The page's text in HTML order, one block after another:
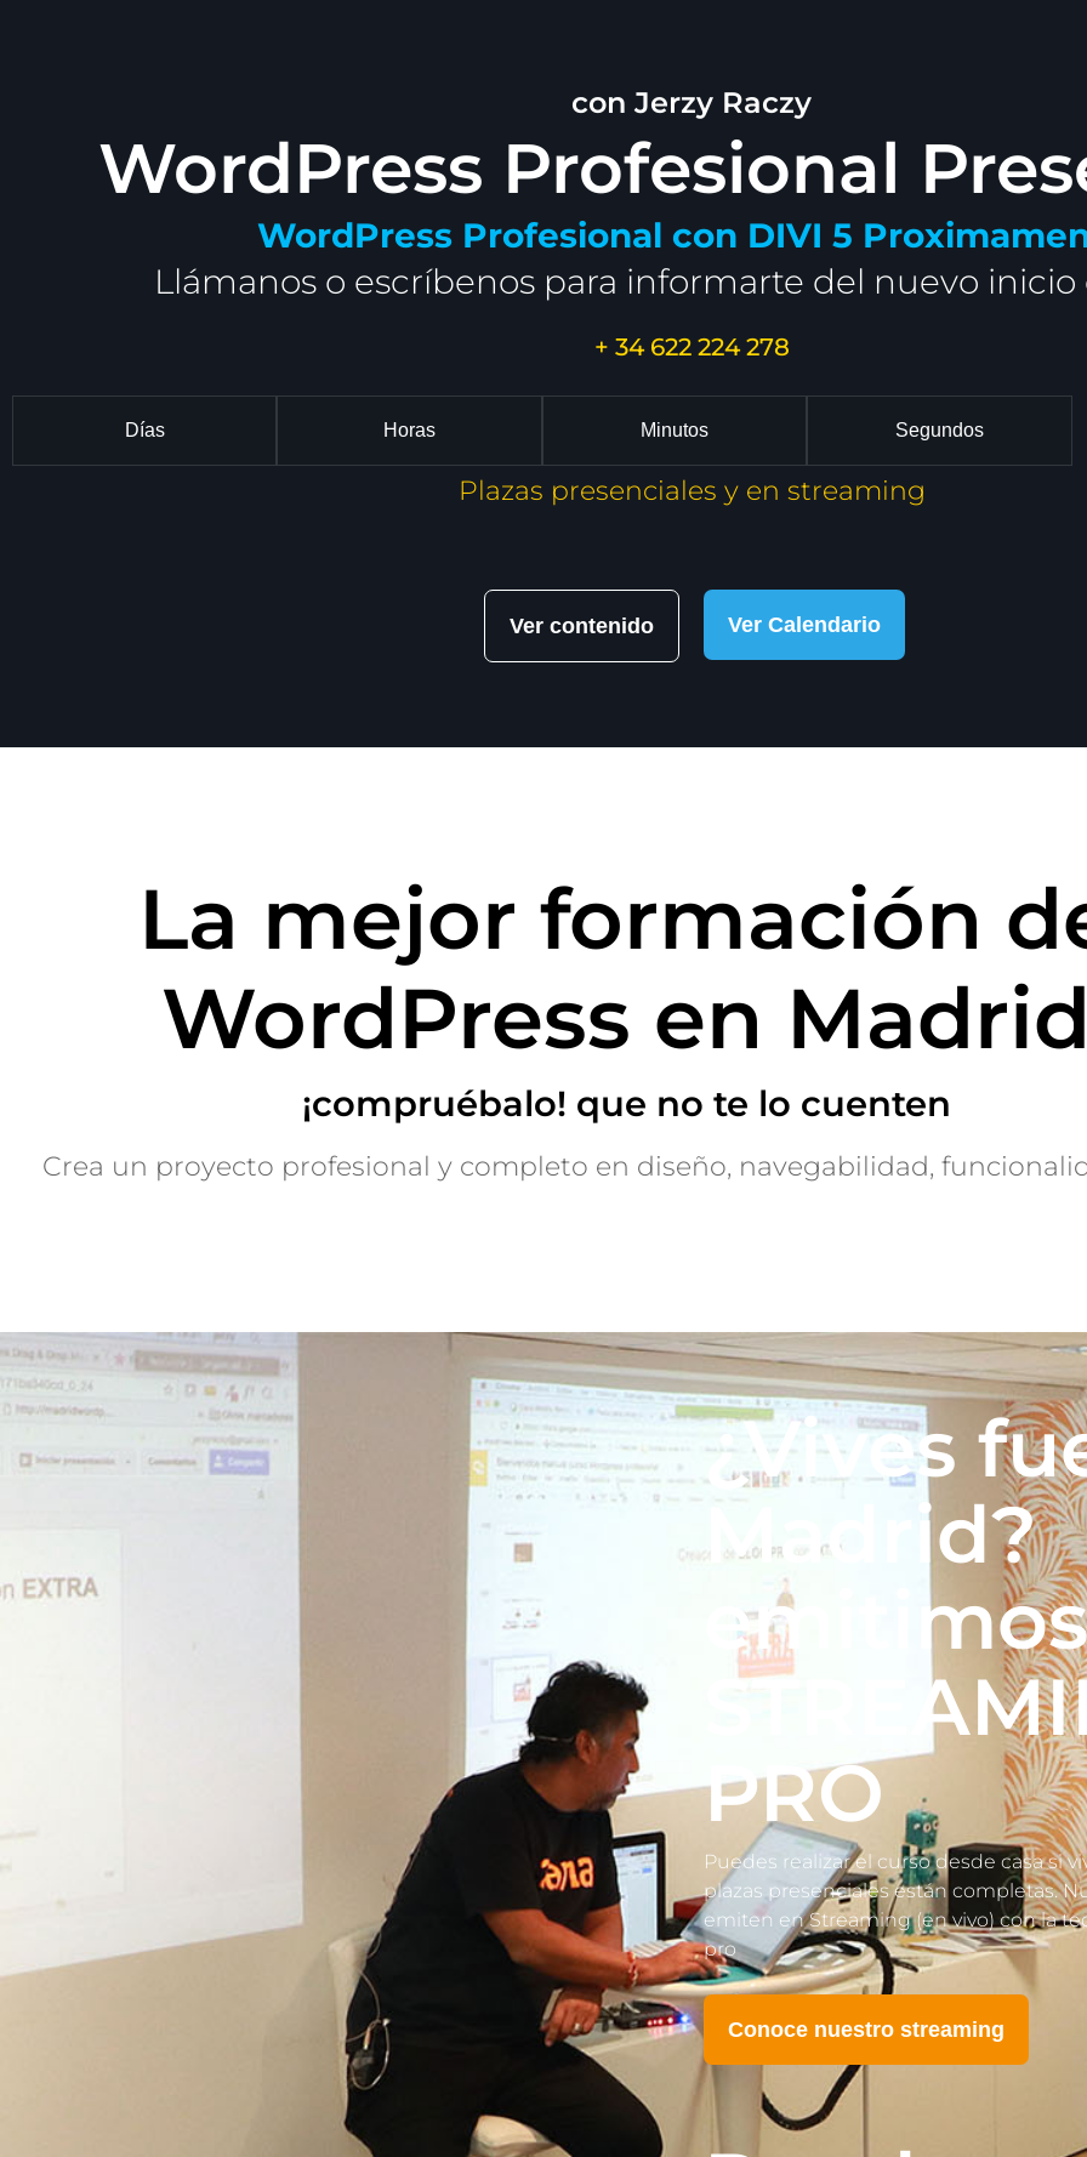
con Jerzy Raczy
WordPress Profesional
WordPress Profesional con DIVI 5
Llámanos o escríbenos para informarte del nuevo inicio
+ 34 622 224 278
Días Horas Minutos Segundos
Plazas presenciales y en streaming
Ver contenido Ver Calendario
La mejor formación
WordPress en
¡compruébalo! que no te lo cuenten
Crea un proyecto profesional y completo en diseño, navegabilidad,
¿Vives
Madrid?
PRO
Puedes realizar el curso desde casa si
plazas presenciales están completas.
emiten en Streaming (en vivo) con la
pro
Conoce nuestro streaming